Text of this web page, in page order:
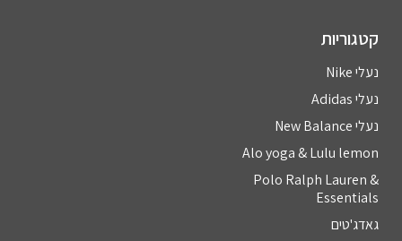
קטגוריות
נעלי Nike
נעלי Adidas
נעלי New Balance
Alo yoga & Lulu lemon
Polo Ralph Lauren &
Essentials
גאדג'טים